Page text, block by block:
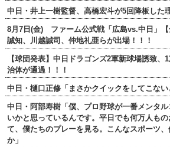
中日・井上一樹監督、高橋宏斗が5回降板した
8月7日(金) ファーム公式戦「広島vs.中日」
誠知、川越誠司、仲地礼亜らが出場！！！
【球団発表】中日ドラゴンズ2軍新球場誘致、
治体が通過！！！
中日・樋口正修「まさかクイックをしてこない
中日・阿部寿樹「僕、プロ野球が一番メンタ
いかと思っているんです。平日でも何万人も
て、僕たちのプレーを見る。こんなスポーツ
か」